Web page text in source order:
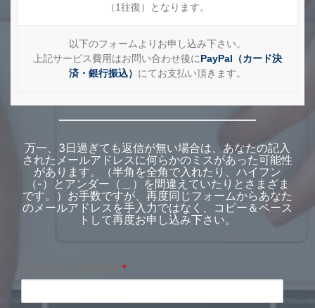
（1往復）となります。
以下のフォームよりお申し込み下さい。
上記サービス費用はお問い合わせ後にPayPal（カード決
済・銀行振込） にてお支払い頂きます。
万一、3日過ぎても返信が無い場合は、あなたの記入
されたメールアドレスに何らかのミスがあった可能性
があります。（半角を全角で入れたり、ハイフン
（-）とアンダー（＿）を間違えていたりとさまざま
です。）お手数ですが、再度同じフォームからあなた
のメールアドレスを手入力ではなく、コピー＆ペース
トして再度お申し込み下さい。
*